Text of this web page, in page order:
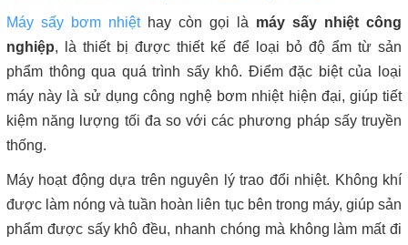
Máy sấy bơm nhiệthay còn gọi là máy sấy nhiệt công
nghiệp, là thiết bị được thiết kế để loại bỏ độ ẩm từ sản
phẩm thông qua quá trình sấy khô. Điểm đặc biệt của loại
máy này là sử dụng công nghệ bơm nhiệt hiện đại, giúp tiết
kiệm năng lượng tối đa so với các phương pháp sấy truyền
thống.
Máy hoạt động dựa trên nguyên lý trao đổi nhiệt. Không khí
được làm nóng và tuần hoàn liên tục bên trong máy, giúp sản
phẩm được sấy khô đều, nhanh chóng mà không làm mất đi